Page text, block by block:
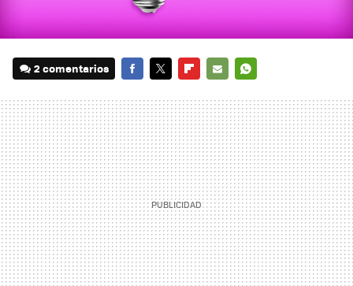
2 comentarios
MAIL